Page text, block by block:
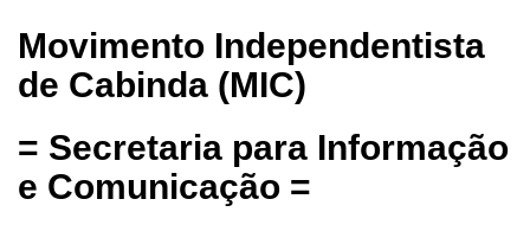
Movimento Independentista
de Cabinda (MIC)
= Secretaria para Informação
e Comunicação =